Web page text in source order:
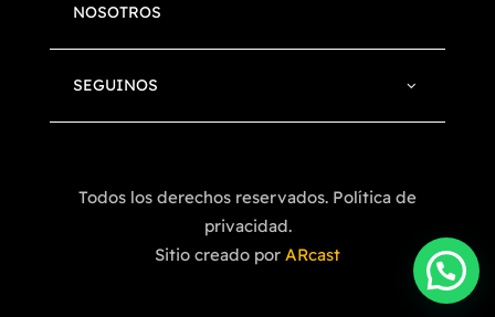
NOSOTROS
SEGUINOS
Todos los derechos reservados. Política de
privacidad.
Sitio creado por ARcast